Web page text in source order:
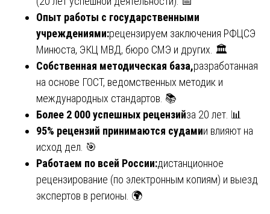
Опыт работы с государственными
учреждениями:рецензируем заключения РФЦСЭ
Минюста, ЭКЦ МВД, бюро СМЭ и других. 🏛️
Собственная методическая база,разработанная
на основе ГОСТ, ведомственных методик и
международных стандартов. 📚
Более 2 000 успешных рецензийза 20 лет. 📊
95% рецензий принимаются судамии влияют на
исход дел. 🎯
Работаем по всей России:дистанционное
рецензирование (по электронным копиям) и выезд
экспертов в регионы. 🌍